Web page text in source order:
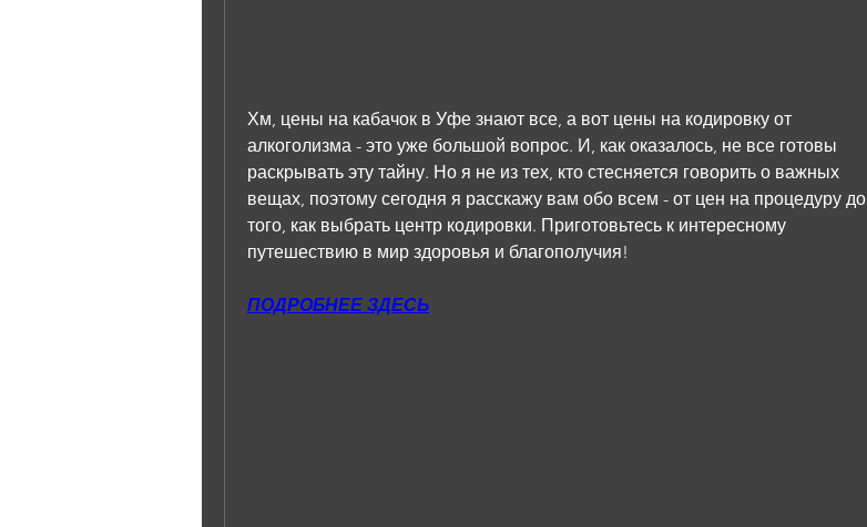
Хм, цены на кабачок в Уфе знают все, а вот цены на кодировку от
алкоголизма - это уже большой вопрос. И, как оказалось, не все готовы
раскрывать эту тайну. Но я не из тех, кто стесняется говорить о важных
вещах, поэтому сегодня я расскажу вам обо всем - от цен на процедуру до
того, как выбрать центр кодировки. Приготовьтесь к интересному
путешествию в мир здоровья и благополучия!
ПОДРОБНЕЕ ЗДЕСЬ